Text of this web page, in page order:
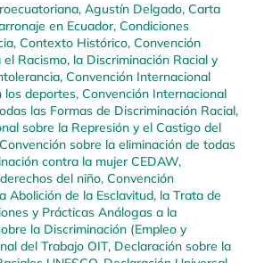
, Agustín Delgado, Carta
en Ecuador, Condiciones
, Contexto Histórico, Convención
Racismo, la Discriminación Racial y
, Convención Internacional
los deportes, Convención Internacional
las Formas de Discriminación Racial,
sobre la Represión y el Castigo del
Convención sobre la eliminación de todas
contra la mujer CEDAW,
del niño, Convención
Abolición de la Esclavitud, la Trata de
y Prácticas Análogas a la
la Discriminación (Empleo y
del Trabajo OIT, Declaración sobre la